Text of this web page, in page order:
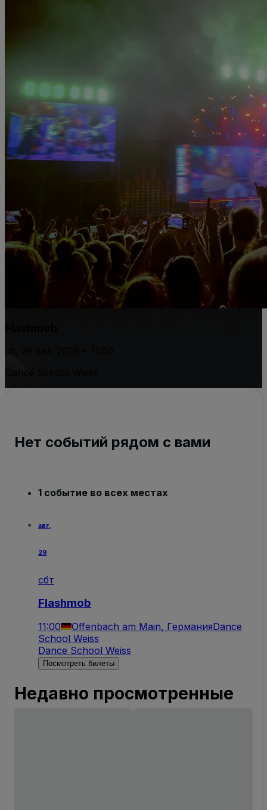
Нет событий рядом с вами
1 событие во всех местах
авг.
29
сбт
Flashmob
11:00 Offenbach am Main, ГерманияDance
School Weiss
Dance School Weiss
Посмотреть билеты
Недавно просмотренные